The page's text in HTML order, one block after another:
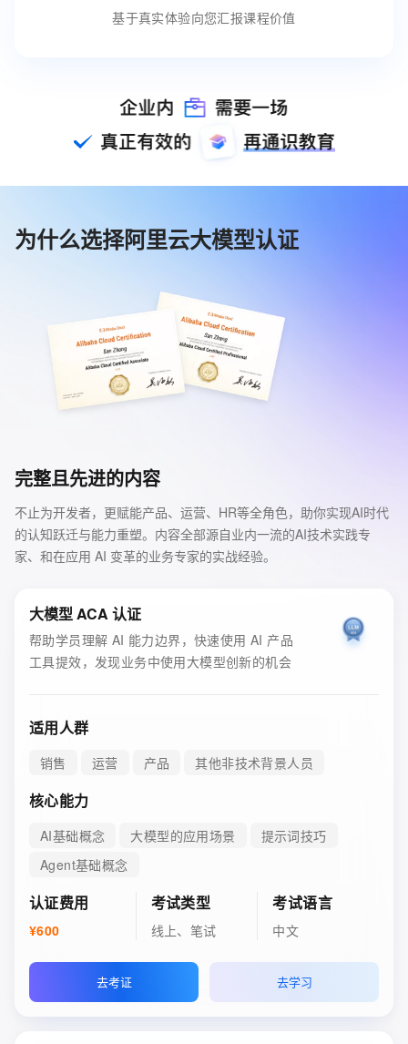
基于真实体验向您汇报课程价值
为什么选择阿里云大模型认证
完整且先进的内容
不止为开发者，更赋能产品、运营、HR等全角色，助你实现AI时代
的认知跃迁与能力重塑。内容全部源自业内一流的AI技术实践专
家、和在应用 AI 变革的业务专家的实战经验。
大模型 ACA 认证
帮助学员理解 AI 能力边界，快速使用 AI 产品
工具提效，发现业务中使用大模型创新的机会
适用人群
销售 运营 产品 其他非技术背景人员
核心能力
AI基础概念 大模型的应用场景
提示词技巧
Agent基础概念
认证费用
¥600
考试类型
线上、笔试
考试语言
中文
去考证 去学习